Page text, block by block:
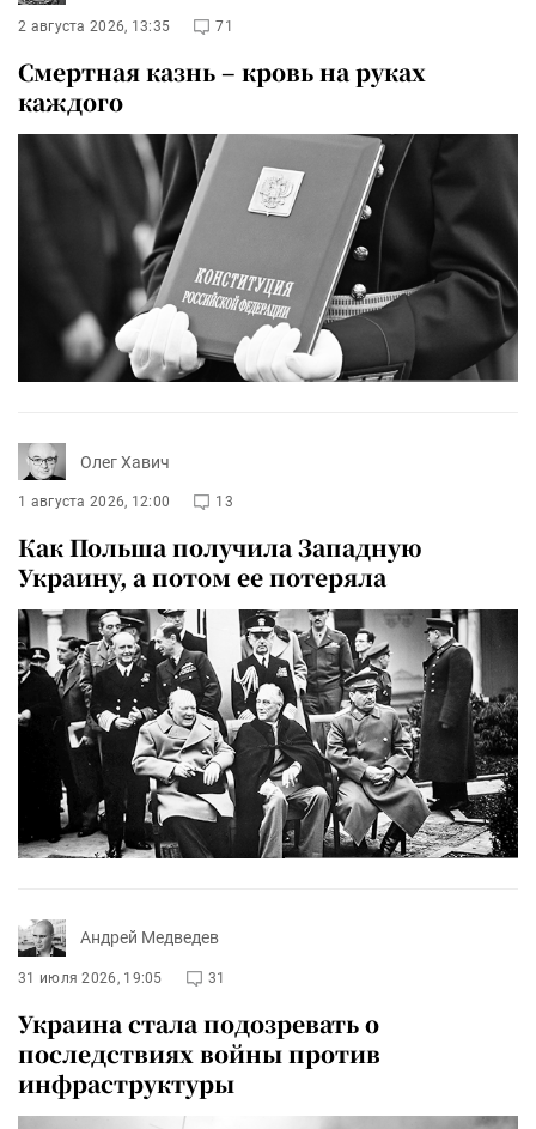
2 августа 2026, 13:35 71
Смертная казнь – кровь на руках
каждого
Олег Хавич
1 августа 2026, 12:00 13
Как Польша получила Западную
Украину, а потом ее потеряла
Андрей Медведев
31 июля 2026, 19:05 31
Украина стала подозревать о
последствиях войны против
инфраструктуры